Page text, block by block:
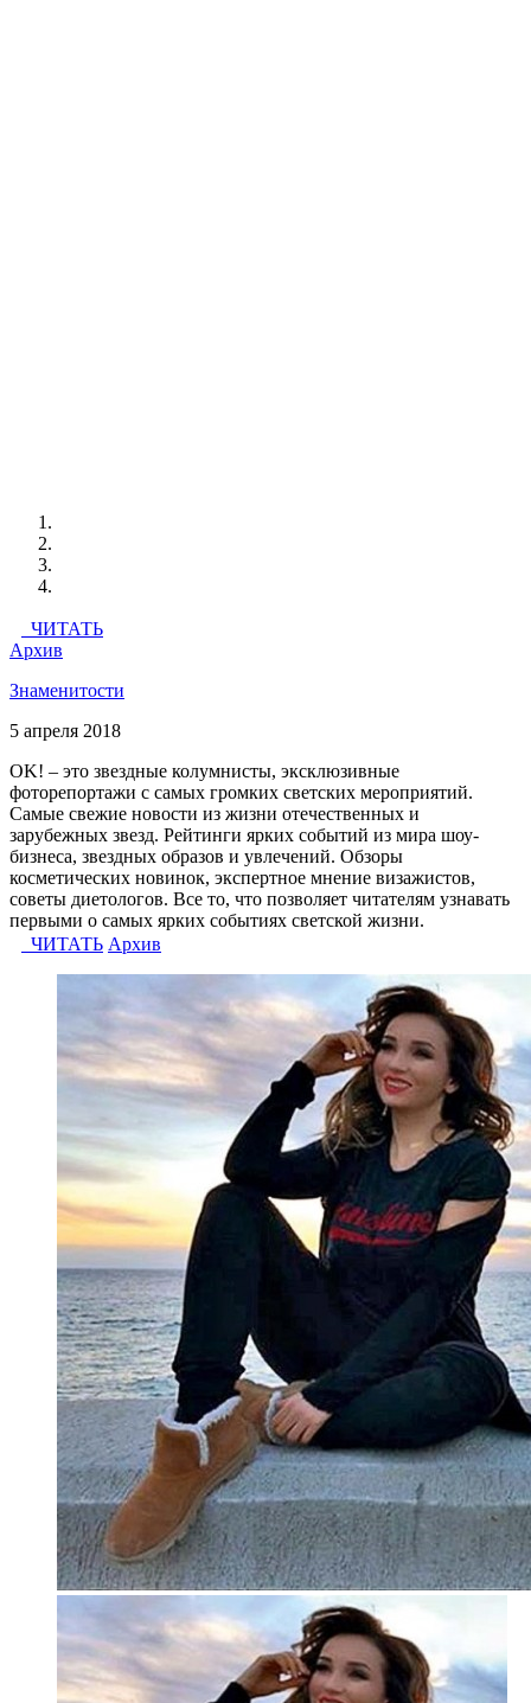
ЧИТАТЬ
Архив
Знаменитости
5 апреля 2018
OK! – это звездные колумнисты, эксклюзивные
фоторепортажи с самых громких светских мероприятий.
Самые свежие новости из жизни отечественных и
зарубежных звезд. Рейтинги ярких событий из мира шоу-
бизнеса, звездных образов и увлечений. Обзоры
косметических новинок, экспертное мнение визажистов,
советы диетологов. Все то, что позволяет читателям узнавать
первыми о самых ярких событиях светской жизни.
ЧИТАТЬ Архив